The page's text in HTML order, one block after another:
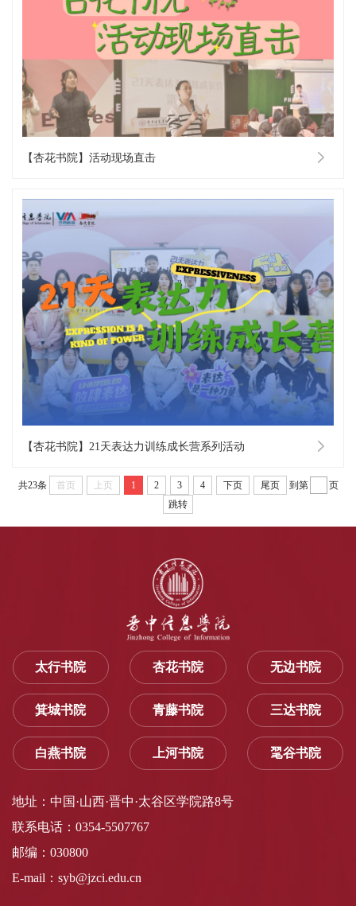
【杏花书院】活动现场直击
【杏花书院】21天表达力训练成长营系列活动
共23条 首页 上页 1 2 3 4 下页 尾页 到第
页
跳转
太行书院 杏花书院 无边书院
箕城书院 青藤书院 三达书院
白燕书院 上河书院 毣谷书院
地址：中国·山西·晋中·太谷区学院路8号
联系电话：0354-5507767
邮编：030800
E-mail：syb@jzci.edu.cn